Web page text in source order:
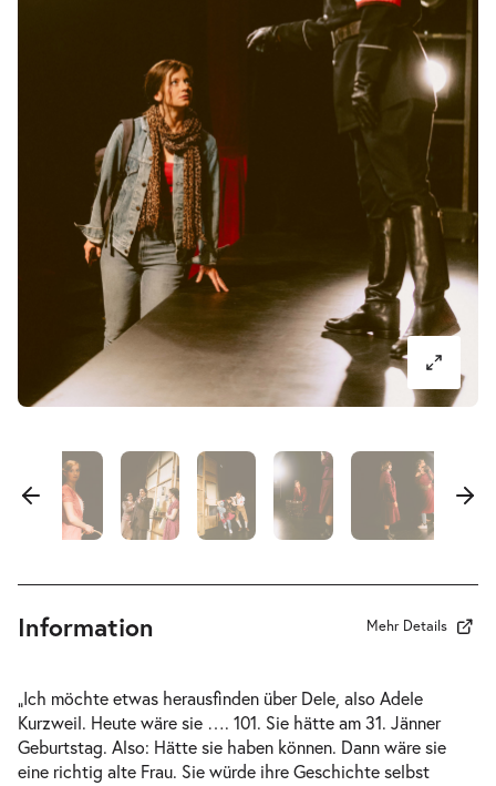
Der Koffer der Adele Kurzweil -
Do.
26.11.2026
Do. 26.11.2026
10:30–12:10 Uhr
Der Koffer der Adele Kurzweil-
Mi.
31.03.2027
Mi. 31.03.2027
Ausverkauft
Do.
01.04.2027
10:30–12:10 Uhr
Ausverkauft
Der Koffer der Adele Kurzweil-
Information Mehr Details
„Ich möchte etwas herausfinden über Dele, also Adele
Kurzweil. Heute wäre sie …. 101. Sie hätte am 31. Jänner
Geburtstag. Also: Hätte sie haben können. Dann wäre sie
eine richtig alte Frau. Sie würde ihre Geschichte selbst